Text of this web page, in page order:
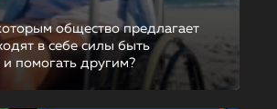
общество предлагает
в себе силы быть
помогать другим?